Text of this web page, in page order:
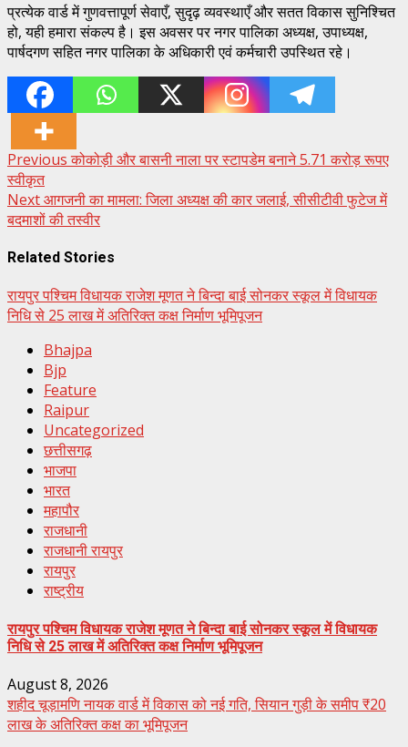
प्रत्येक वार्ड में गुणवत्तापूर्ण सेवाएँ, सुदृढ़ व्यवस्थाएँ और सतत विकास सुनिश्चित
हो, यही हमारा संकल्प है। इस अवसर पर नगर पालिका अध्यक्ष, उपाध्यक्ष,
पार्षदगण सहित नगर पालिका के अधिकारी एवं कर्मचारी उपस्थित रहे।
Post
navigation
Previousकोकोड़ी और बासनी नाला पर स्टापडेम बनाने 5.71 करोड़ रूपए
स्वीकृत
Nextआगजनी का मामला: जिला अध्यक्ष की कार जलाई, सीसीटीवी फुटेज में
बदमाशों की तस्वीर
Related Stories
रायपुर पश्चिम विधायक राजेश मूणत ने बिन्दा बाई सोनकर स्कूल में विधायक
निधि से 25 लाख में अतिरिक्त कक्ष निर्माण भूमिपूजन
Bhajpa
Bjp
Feature
Raipur
Uncategorized
छत्तीसगढ़
भाजपा
भारत
महापौर
राजधानी
राजधानी रायपुर
रायपुर
राष्ट्रीय
रायपुर पश्चिम विधायक राजेश मूणत ने बिन्दा बाई सोनकर स्कूल में विधायक
निधि से 25 लाख में अतिरिक्त कक्ष निर्माण भूमिपूजन
August 8, 2026
शहीद चूड़ामणि नायक वार्ड में विकास को नई गति, सियान गुड़ी के समीप ₹20
लाख के अतिरिक्त कक्ष का भूमिपूजन